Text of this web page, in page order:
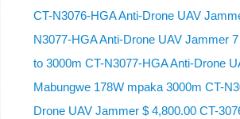
CT-N3076-HGA ​​Anti-Drone UAV
N3077-HGA Anti-Drone UAV Jammer
to 3000m CT-N3077-HGA Anti-Drone
Mabungwe 178W mpaka 3000m CT-
Drone UAV Jammer $ 4,800.00 CT-